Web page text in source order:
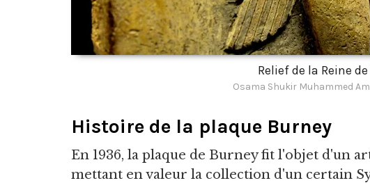
Relief de la Reine
Osama Shukir Muhammed
Histoire de la plaque Burney
En 1936, la plaque de Burney fit l'objet d'un
mettant en valeur la collection d'un certain